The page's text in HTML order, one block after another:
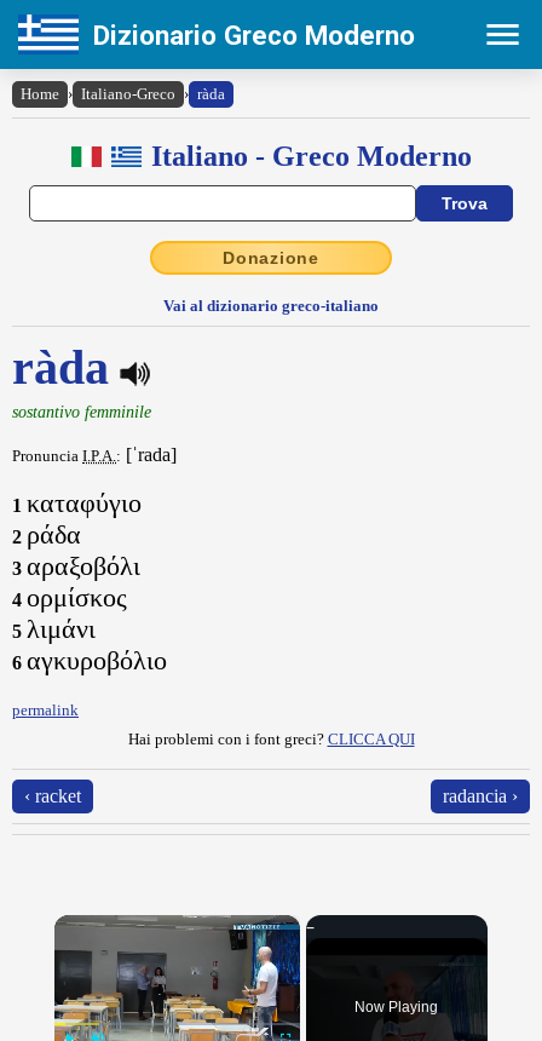
Dizionario Greco Moderno
Home › Italiano-Greco › ràda
Italiano - Greco Moderno
Donazione
Vai al dizionario greco-italiano
ràda
sostantivo femminile
Pronuncia I.P.A.: [ˈrada]
1 καταφύγιο
2 ράδα
3 αραξοβόλι
4 ορμίσκος
5 λιμάνι
6 αγκυροβόλιο
permalink
Hai problemi con i font greci? CLICCA QUI
‹ racket radancia ›
×
Now Playing